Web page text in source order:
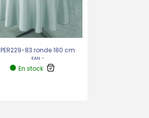
PER229-83 ronde 180 cm
EAN -
En stock